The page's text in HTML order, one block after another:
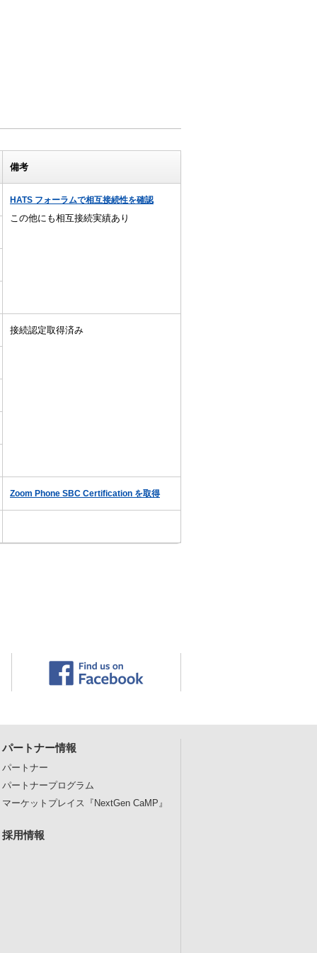
備考
HATS フォーラムで相互接続性を確認
この他にも相互接続実績あり
接続認定取得済み
Zoom Phone SBC Certification を取得
パートナー情報
パートナー
パートナープログラム
マーケットプレイス 『NextGen CaMP』
採用情報